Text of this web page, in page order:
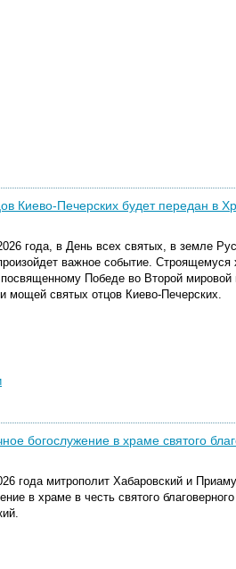
Киево-Печерских будет передан в
года, в День всех святых, в земле
важное событие.
посвященному Победе во Второй
мощей святых отцов Киево-Печерских.
богослужение в храме святого
года митрополит Хабаровский и
в храме в честь святого